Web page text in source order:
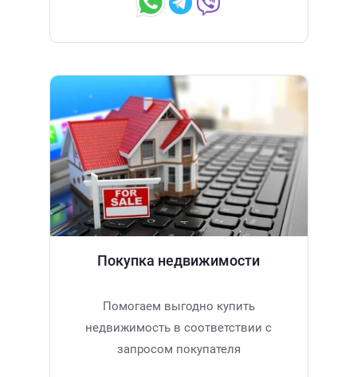
Покупка недвижимости
Помогаем выгодно купить
недвижимость в соответствии с
запросом покупателя